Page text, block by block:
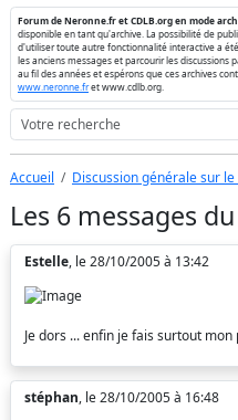
Forum de Neronne.fr et CDLB.org en mode
disponible en tant qu'archive. La possibilité de
d'utiliser toute autre fonctionnalité interactive a
les anciens messages et parcourir les discussions
au fil des années et espérons que ces archives
www.neronne.fret www.cdlb.org.
Accueil Discussion générale sur
Les 6 messages
Estelle, le 28/10/2005 à 13:42
Je dors ... enfin je fais surtout
stéphan, le 28/10/2005 à 16:48